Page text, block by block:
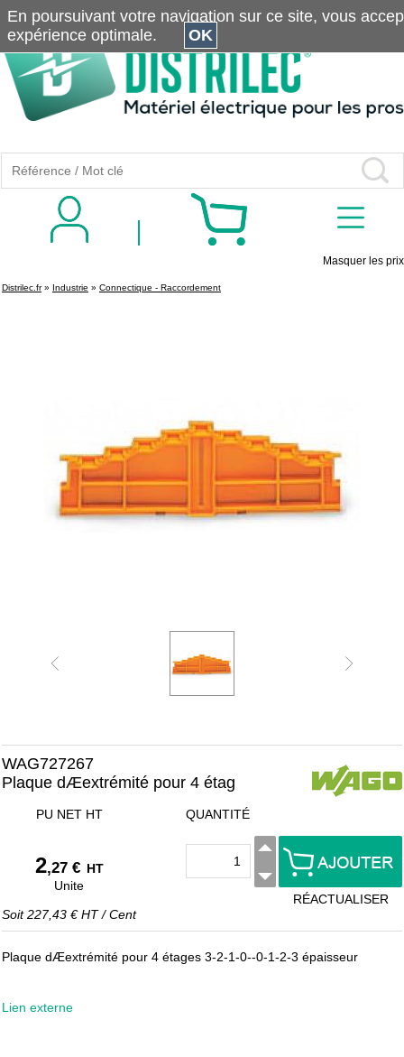
Masquer les prix
Distrilec.fr» Industrie » Connectique - Raccordement
WAG727267
Plaque dÆextrémité pour 4 étag
PU NET HT
2,27 € HT
Unite
Soit227,43 € HT/Cent
QUANTITÉ
RÉACTUALISER
Plaque dÆextrémité pour 4 étages 3-2-1-0--0-1-2-3 épaisseur
Lien externe
En poursuivant votre navigation sur ce site, vous
expérience optimale.
OK